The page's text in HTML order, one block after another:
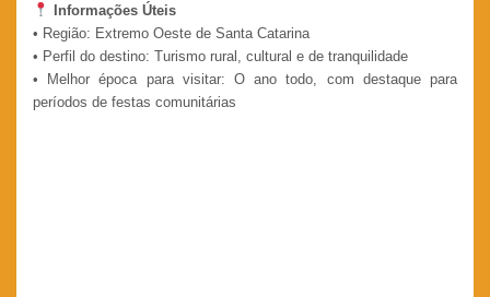
Informações Úteis
• Região: Extremo Oeste de Santa Catarina
• Perfil do destino: Turismo rural, cultural e de tranquilidade
• Melhor época para visitar: O ano todo, com destaque para
períodos de festas comunitárias